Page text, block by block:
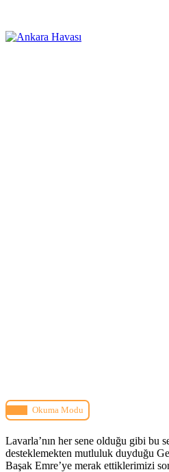
Okuma Modu
Lavarla’nın her sene olduğu gibi bu
desteklemekten mutluluk duyduğu
Başak Emre’ye merak ettiklerimizi